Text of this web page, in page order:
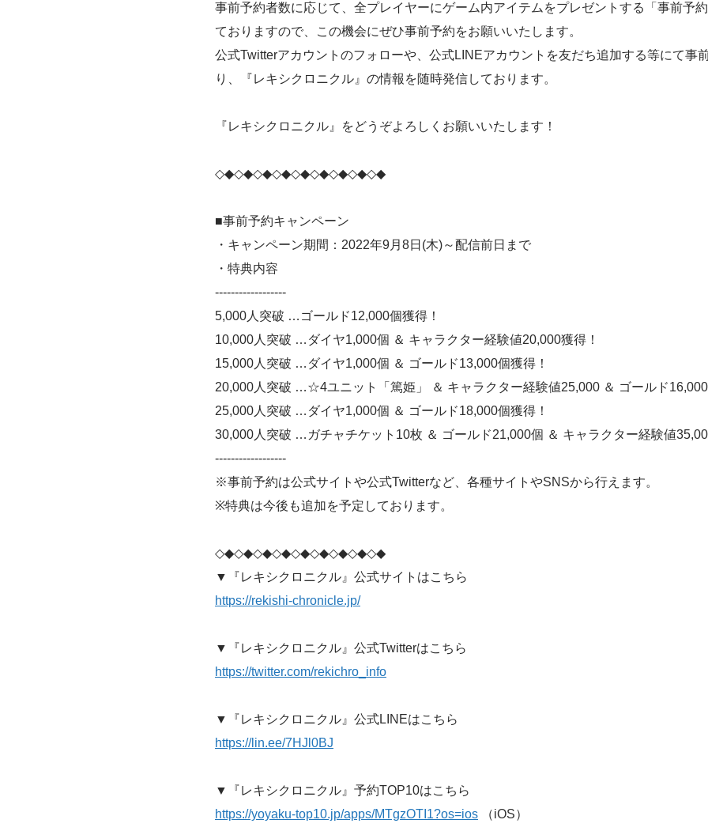
事前予約者数に応じて、全プレイヤーにゲーム内アイテムをプレゼントする「事前予
ておりますので、この機会にぜひ事前予約をお願いいたします。
公式Twitterアカウントのフォローや、公式LINEアカウントを友だち追加する等にて事
り、『レキシクロニクル』の情報を随時発信しております。
『レキシクロニクル』をどうぞよろしくお願いいたします！
◇◆◇◆◇◆◇◆◇◆◇◆◇◆◇◆◇◆
■事前予約キャンペーン
・キャンペーン期間：2022年9月8日(木)～配信前日まで
・特典内容
------------------
5,000人突破 …ゴールド12,000個獲得！
10,000人突破 …ダイヤ1,000個 ＆ キャラクター経験値20,000獲得！
15,000人突破 …ダイヤ1,000個 ＆ ゴールド13,000個獲得！
20,000人突破 …☆4ユニット「篤姫」 ＆ キャラクター経験値25,000 ＆ ゴールド16,000
25,000人突破 …ダイヤ1,000個 ＆ ゴールド18,000個獲得！
30,000人突破 …ガチャチケット10枚 ＆ ゴールド21,000個 ＆ キャラクター経験値
------------------
※事前予約は公式サイトや公式Twitterなど、各種サイトやSNSから行えます。
※特典は今後も追加を予定しております。
◇◆◇◆◇◆◇◆◇◆◇◆◇◆◇◆◇◆
▼『レキシクロニクル』公式サイトはこちら
https://rekishi-chronicle.jp/
▼『レキシクロニクル』公式Twitterはこちら
https://twitter.com/rekichro_info
▼『レキシクロニクル』公式LINEはこちら
https://lin.ee/7HJl0BJ
▼『レキシクロニクル』予約TOP10はこちら
https://yoyaku-top10.jp/apps/MTgzOTI1?os=ios （iOS）